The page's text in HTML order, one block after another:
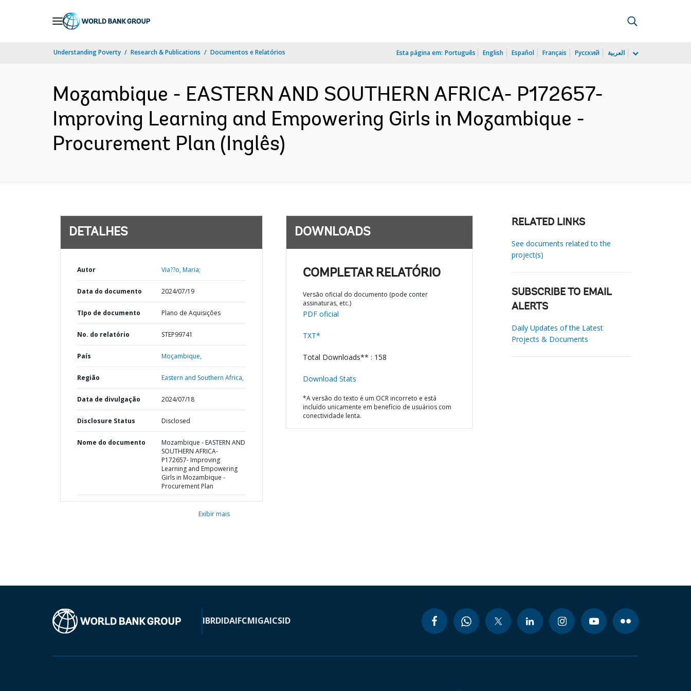
Understanding Poverty Research & Publications Documentos e Relatórios Esta página em: Português English Español Français Русский العربية
Mozambique - EASTERN AND SOUTHERN AFRICA- P172657-
Improving Learning and Empowering Girls in Mozambique -
Procurement Plan (Inglês)
DETALHES
Autor Via??o, Maria;
Data do documento 2024/07/19
TIpo de documento Plano de Aquisições
No. do relatório STEP99741
País Moçambique,
Região Eastern and Southern Africa,
Data de divulgação 2024/07/18
Disclosure Status Disclosed
Nome do documento
Mozambique - EASTERN AND
SOUTHERN AFRICA-
P172657- Improving
Learning and Empowering
Girls in Mozambique -
Procurement Plan
Exibir mais
DOWNLOADS
COMPLETAR RELATÓRIO
Versão oficial do documento (pode conter
assinaturas, etc.)
PDF oficial
TXT*
Total Downloads** : 158
Download Stats
*A versão do texto é um OCR incorreto e está
incluído unicamente em benefício de usuários com
conectividade lenta.
RELATED LINKS
See documents related to the
project(s)
SUBSCRIBE TO EMAIL
ALERTS
Daily Updates of the Latest
Projects & Documents
IBRDIDAIFCMIGAICSID